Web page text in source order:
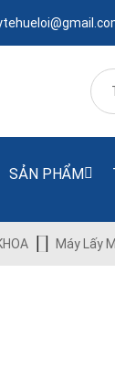
SẢN PHẨM
Máy Lấy